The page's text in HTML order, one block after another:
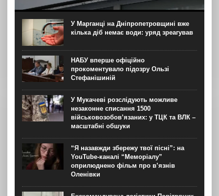
У зв’язку з безпековою ситуацією АТ “Укрпошта”
вимушено призупинила роботу чотирьох відділень на
території Краматорської громади. Про
це повідомила Краматорська міська рада. Роботу
зупиняють відділення за такими адресами: 84303 —
просп....
У Марганці на Дніпропетровщині вже
кілька діб немає води: уряд зреагував
НАБУ вперше офіційно
прокоментувало підозру Ользі
Стефанішиній
У Мукачеві розслідують можливе
незаконне списання 1500
військовозобов’язаних: у ТЦК та ВЛК –
масштабні обшуки
“Я назавжди збережу твої пісні”: на
YouTube-каналі “Меморіалу”
оприлюднено фільм про в’язнів
Оленівки